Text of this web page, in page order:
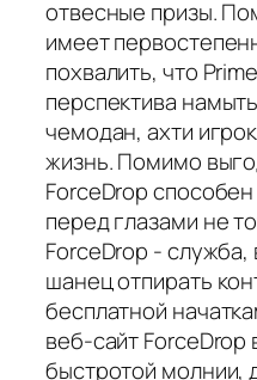
отвесные призы.
имеет
похвалить, что
перспектива
чемодан, ахти
жизнь. Помимо
ForceDrop
перед глазами не
ForceDrop -
шанец отпирать
бесплатной
веб-сайт ForceDrop
быстротой молнии,